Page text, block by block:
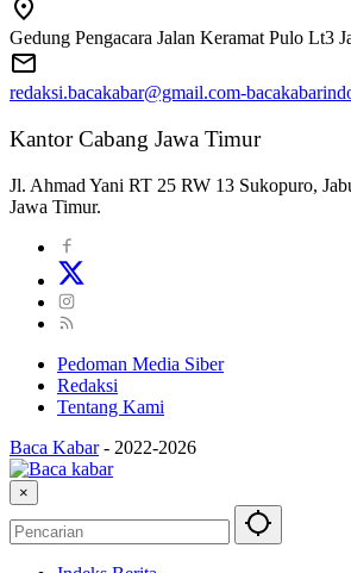
Gedung Pengacara Jalan Keramat Pulo Lt3
redaksi.bacakabar@gmail.com-
Kantor Cabang Jawa Timur
Jl. Ahmad Yani RT 25 RW 13 Sukopuro,
Jawa Timur.
Pedoman Media Siber
Redaksi
Tentang Kami
Baca Kabar - 2022-2026
×